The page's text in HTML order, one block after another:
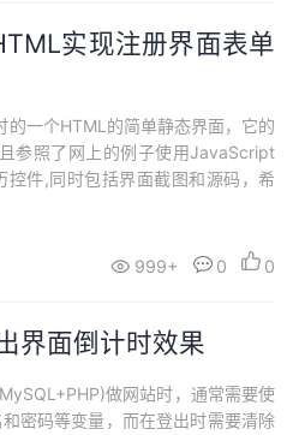
实现注册界面表单
的一个HTML的简单静态界面，它的
参照了网上的例子使用JavaScript
件,同时包括界面截图和源码，希
999+ 0 0
界面倒计时效果
做网站时，通常需要使
密码等变量，而在登出时需要清除